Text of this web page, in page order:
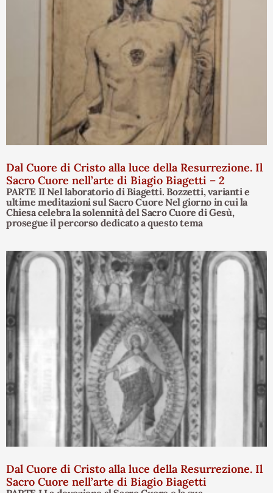
Dal Cuore di Cristo alla luce della Resurrezione. Il
Sacro Cuore nell’arte di Biagio Biagetti – 2
PARTE II Nel laboratorio di Biagetti. Bozzetti, varianti e
ultime meditazioni sul Sacro Cuore Nel giorno in cui la
Chiesa celebra la solennità del Sacro Cuore di Gesù,
prosegue il percorso dedicato a questo tema
Dal Cuore di Cristo alla luce della Resurrezione. Il
Sacro Cuore nell’arte di Biagio Biagetti